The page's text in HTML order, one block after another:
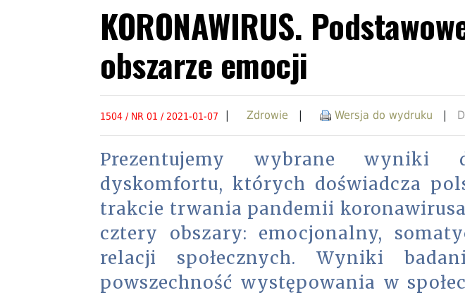
KORONAWIRUS.
obszarze emocji
1504 / NR 01 / 2021-01-07 | Zdrowie | Wersja do wydruku |
Prezentujemy wybrane wyniki
dyskomfortu, których doświadcza
trakcie trwania pandemii
cztery obszary: emocjonalny,
relacji społecznych. Wyniki
powszechność występowania w